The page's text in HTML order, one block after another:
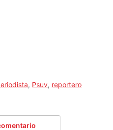
, Psuv, reportero